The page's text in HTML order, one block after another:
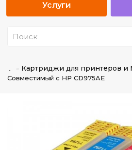
Услуги
Картриджи для принтеров
Совместимый с HP CD975AE